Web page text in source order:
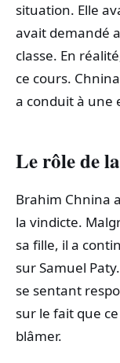
situation. Elle
avait demandé
classe. En
ce cours.
a conduit à une
Le rôle de
Brahim Chnina
la vindicte.
sa fille, il a
sur Samuel
se sentant
sur le fait que
blâmer.